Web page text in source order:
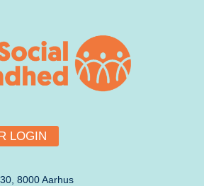
LOGIN
8000 Aarhus